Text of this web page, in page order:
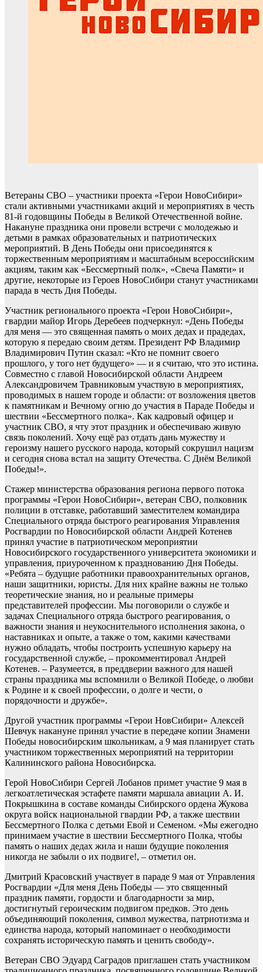
Ветераны СВО – участники проекта «Герои НовоСибири»
стали активными участниками акций и мероприятиях в честь
81-й годовщины Победы в Великой Отечественной войне.
Накануне праздника они провели встречи с молодежью и
детьми в рамках образовательных и патриотических
мероприятий. В День Победы они присоединятся к
торжественным мероприятиям и масштабным всероссийским
акциям, таким как «Бессмертный полк», «Свеча Памяти» и
другие, некоторые из Героев НовоСибири станут участниками
парада в честь Дня Победы.
Участник регионального проекта «Герои НовоСибири»,
гвардии майор Игорь Деребеев подчеркнул: «День Победы
для меня — это священная память о моих дедах и прадедах,
которую я передаю своим детям. Президент РФ Владимир
Владимирович Путин сказал: «Кто не помнит своего
прошлого, у того нет будущего» — и я считаю, что это истина.
Совместно с главой Новосибирской области Андреем
Александровичем Травниковым участвую в мероприятиях,
проводимых в нашем городе и области: от возложения цветов
к памятникам и Вечному огню до участия в Параде Победы и
шествии «Бессмертного полка». Как кадровый офицер и
участник СВО, я чту этот праздник и обеспечиваю живую
связь поколений. Хочу ещё раз отдать дань мужеству и
героизму нашего русского народа, который сокрушил нацизм
и сегодня снова встал на защиту Отечества. С Днём Великой
Победы!».
Стажер министерства образования региона первого потока
программы «Герои НовоСибири», ветеран СВО, полковник
полиции в отставке, работавший заместителем командира
Специального отряда быстрого реагирования Управления
Росгвардии по Новосибирской области Андрей Котенев
принял участие в патриотическом мероприятии
Новосибирского государственного университета экономики и
управления, приуроченном к празднованию Дня Победы.
«Ребята – будущие работники правоохранительных органов,
наши защитники, юристы. Для них крайне важны не только
теоретические знания, но и реальные примеры
представителей профессии. Мы поговорили о службе и
задачах Специального отряда быстрого реагирования, о
важности знания и неукоснительного исполнения закона, о
наставниках и опыте, а также о том, какими качествами
нужно обладать, чтобы построить успешную карьеру на
государственной службе, – прокомментировал Андрей
Котенев. – Разумеется, в преддверии важного для нашей
страны праздника мы вспомнили о Великой Победе, о любви
к Родине и к своей профессии, о долге и чести, о
порядочности и дружбе».
Другой участник программы «Герои НовСибири» Алексей
Шевчук накануне принял участие в передаче копии Знамени
Победы новосибирским школьникам, а 9 мая планирует стать
участником торжественных мероприятий на территории
Калининского района Новосибирска.
Герой НовоСибири Сергей Лобанов примет участие 9 мая в
легкоатлетическая эстафете памяти маршала авиации А. И.
Покрышкина в составе команды Сибирского ордена Жукова
округа войск национальной гвардии РФ, а также шествии
Бессмертного Полка с детьми Евой и Семеном. «Мы ежегодно
принимаем участие в шествии Бессмертного Полка, чтобы
память о наших дедах жила и наши будущие поколения
никогда не забыли о их подвиге!, – отметил он.
Дмитрий Красовский участвует в параде 9 мая от Управления
Росгвардии «Для меня День Победы — это священный
праздник памяти, гордости и благодарности за мир,
достигнутый героическим подвигом предков. Это день
объединяющий поколения, символ мужества, патриотизма и
единства народа, который напоминает о необходимости
сохранять историческую память и ценить свободу».
Ветеран СВО Эдуард Саградов приглашен стать участником